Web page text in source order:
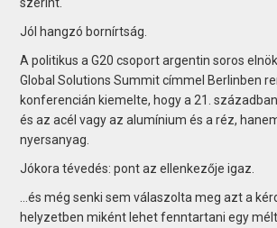
Jól hangzó bornírtság.
A politikus a G20 csoport argentin soros
Global Solutions Summit címmel Berlinben
konferencián kiemelte, hogy a 21.
és az acél vagy az alumínium és a réz,
nyersanyag.
Jókora tévedés: pont az ellenkezője igaz.
…és még senki sem válaszolta meg azt a
helyzetben miként lehet fenntartani egy